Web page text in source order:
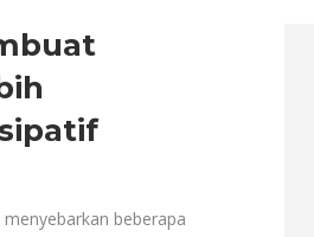
beberapa